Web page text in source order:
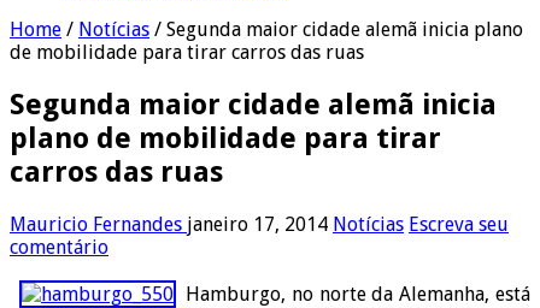
Home / Notícias / Segunda maior cidade alemã inicia plano
de mobilidade para tirar carros das ruas
Segunda maior cidade alemã inicia
plano de mobilidade para tirar
carros das ruas
Mauricio Fernandes janeiro 17, 2014 Notícias Escreva seu
comentário
Hamburgo, no norte da Alemanha, está